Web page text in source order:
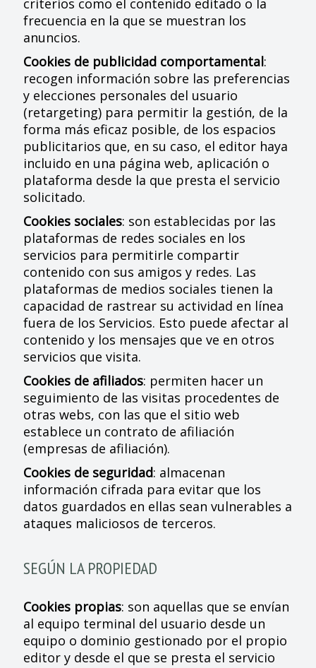
criterios como el contenido editado o la
frecuencia en la que se muestran los
anuncios.
Cookies de publicidad comportamental:
recogen información sobre las preferencias
y elecciones personales del usuario
(retargeting) para permitir la gestión, de la
forma más eficaz posible, de los espacios
publicitarios que, en su caso, el editor haya
incluido en una página web, aplicación o
plataforma desde la que presta el servicio
solicitado.
Cookies sociales: son establecidas por las
plataformas de redes sociales en los
servicios para permitirle compartir
contenido con sus amigos y redes. Las
plataformas de medios sociales tienen la
capacidad de rastrear su actividad en línea
fuera de los Servicios. Esto puede afectar al
contenido y los mensajes que ve en otros
servicios que visita.
Cookies de afiliados: permiten hacer un
seguimiento de las visitas procedentes de
otras webs, con las que el sitio web
establece un contrato de afiliación
(empresas de afiliación).
Cookies de seguridad: almacenan
información cifrada para evitar que los
datos guardados en ellas sean vulnerables a
ataques maliciosos de terceros.
SEGÚN LA PROPIEDAD
Cookies propias: son aquellas que se envían
al equipo terminal del usuario desde un
equipo o dominio gestionado por el propio
editor y desde el que se presta el servicio